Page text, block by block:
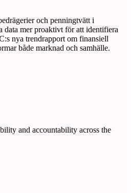
och penningtvätt i
data mer proaktivt för att identifiera
nya trendrapport om finansiell
både marknad och samhälle.
and accountability across the